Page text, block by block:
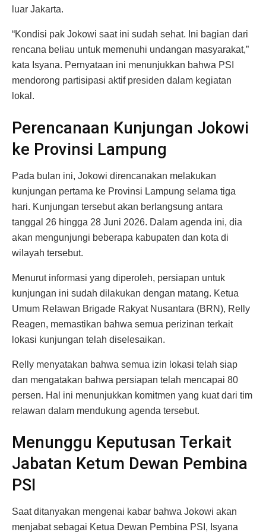
luar Jakarta.
“Kondisi pak Jokowi saat ini sudah sehat. Ini bagian dari
rencana beliau untuk memenuhi undangan masyarakat,”
kata Isyana. Pernyataan ini menunjukkan bahwa PSI
mendorong partisipasi aktif presiden dalam kegiatan
lokal.
Perencanaan Kunjungan Jokowi
ke Provinsi Lampung
Pada bulan ini, Jokowi direncanakan melakukan
kunjungan pertama ke Provinsi Lampung selama tiga
hari. Kunjungan tersebut akan berlangsung antara
tanggal 26 hingga 28 Juni 2026. Dalam agenda ini, dia
akan mengunjungi beberapa kabupaten dan kota di
wilayah tersebut.
Menurut informasi yang diperoleh, persiapan untuk
kunjungan ini sudah dilakukan dengan matang. Ketua
Umum Relawan Brigade Rakyat Nusantara (BRN), Relly
Reagen, memastikan bahwa semua perizinan terkait
lokasi kunjungan telah diselesaikan.
Relly menyatakan bahwa semua izin lokasi telah siap
dan mengatakan bahwa persiapan telah mencapai 80
persen. Hal ini menunjukkan komitmen yang kuat dari tim
relawan dalam mendukung agenda tersebut.
Menunggu Keputusan Terkait
Jabatan Ketum Dewan Pembina
PSI
Saat ditanyakan mengenai kabar bahwa Jokowi akan
menjabat sebagai Ketua Dewan Pembina PSI, Isyana